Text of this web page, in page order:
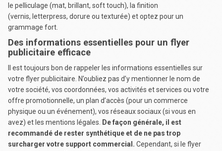
le pelliculage (mat, brillant, soft touch), la finition
(vernis, letterpress, dorure ou texturée) et optez pour un
grammage fort.
Des informations essentielles pour un flyer
publicitaire efficace
Il est toujours bon de rappeler les informations essentielles sur
votre flyer publicitaire. N’oubliez pas d’y mentionner le nom de
votre société, vos coordonnées, vos activités et services ou votre
offre promotionnelle, un plan d’accès (pour un commerce
physique ou un événement), vos réseaux sociaux (si vous en
avez) et les mentions légales.
De façon générale, il est
recommandé de rester synthétique et de ne pas trop
surcharger votre support commercial. Cependant, si le flyer